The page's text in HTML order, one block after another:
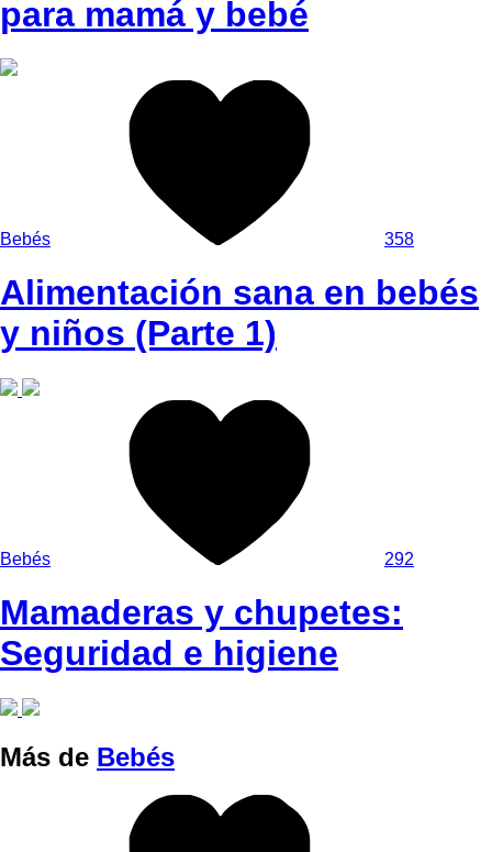
para mamá y bebé
Bebés 358
Alimentación sana en bebés
y niños (Parte 1)
Bebés 292
Mamaderas y chupetes:
Seguridad e higiene
Más de Bebés